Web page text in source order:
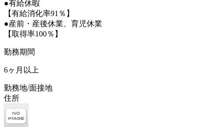
●有給休暇
【有給消化率91％】
●産前・産後休業、育児休業
【取得率100％】
勤務期間
6ヶ月以上
勤務地/面接地
住所